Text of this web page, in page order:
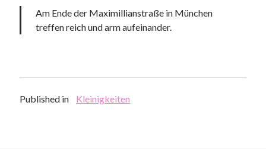
Am Ende der Maximillianstraße in München
treffen reich und arm aufeinander.
Published in Kleinigkeiten